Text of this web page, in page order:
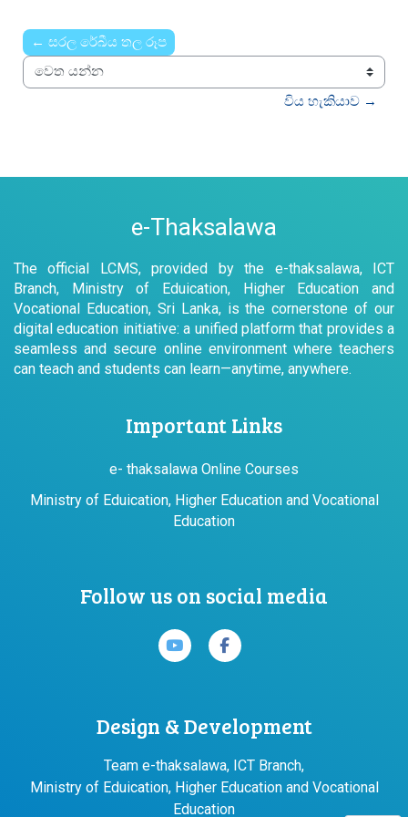
← සරල රේඛීය තල රූප
වෙත යන්න
විය හැකියාව →
e-Thaksalawa
The official LCMS, provided by the e-thaksalawa, ICT
Branch, Ministry of Eduication, Higher Education and
Vocational Education, Sri Lanka, is the cornerstone of our
digital education initiative: a unified platform that provides a
seamless and secure online environment where teachers
can teach and students can learn—anytime, anywhere.
Important Links
e- thaksalawa Online Courses
Ministry of Eduication, Higher Education and Vocational
Education
Follow us on social media
Design & Development
Team e-thaksalawa, ICT Branch,
Ministry of Eduication, Higher Education and Vocational
Education